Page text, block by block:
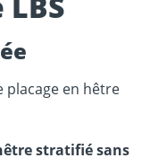
placage en hêtre
stratifié sans